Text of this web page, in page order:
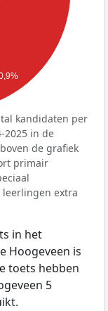
kandidaten per
2025 in de
de grafiek
primair
leerlingen extra
in het
Hoogeveen is
toets hebben
5